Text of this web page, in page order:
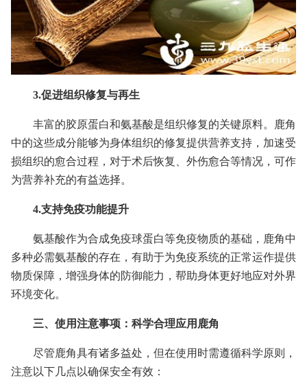
3.促进组织修复与再生
丰富的胶原蛋白和氨基酸是组织修复的关键原料。鹿角
中的这些成分能够为身体组织的修复提供营养支持，加速受
损组织的愈合过程，对于术后恢复、外伤愈合等情况，可作
为营养补充的有益选择。
4.支持免疫功能提升
氨基酸作为合成免疫球蛋白等免疫物质的基础，鹿角中
多种必需氨基酸的存在，有助于为免疫系统的正常运作提供
物质保障，增强身体的防御能力，帮助身体更好地应对外界
环境变化。
三、使用注意事项：科学合理应用鹿角
尽管鹿角具有诸多益处，但在使用时需遵循科学原则，
注意以下几点以确保安全有效：